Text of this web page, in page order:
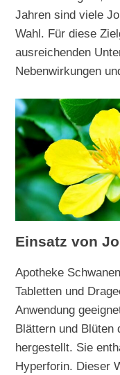
Jahren sind viele
Wahl. Für diese
ausreichenden
Nebenwirkungen
Einsatz von
Apotheke
Tabletten und
Anwendung
Blättern und Blüten
hergestellt. Sie
Hyperforin. Dieser